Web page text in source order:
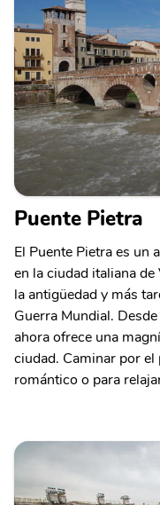
Puente Pietra
El Puente Pietra es un
en la ciudad italiana
la antigüedad y más
Guerra Mundial.
ahora ofrece una
ciudad. Caminar por el
romántico o para